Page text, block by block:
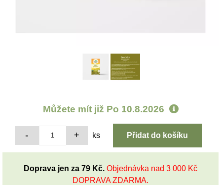
Můžete mít již Po 10.8.2026
ks
Doprava jen za 79 Kč. Objednávka nad 3 000 Kč
DOPRAVA ZDARMA.